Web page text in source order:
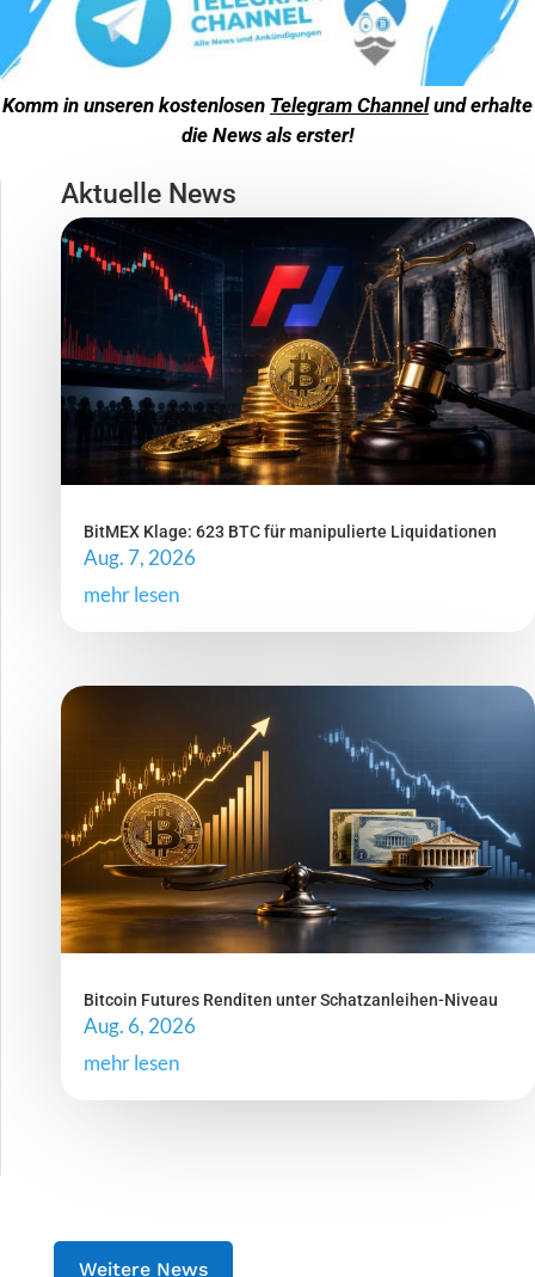
Komm in unseren kostenlosen Telegram Channelund erhalte
die News als erster!
Aktuelle News
BitMEX Klage: 623 BTC für manipulierte Liquidationen
Aug. 7, 2026
mehr lesen
Bitcoin Futures Renditen unter Schatzanleihen-Niveau
Aug. 6, 2026
mehr lesen
Weitere News